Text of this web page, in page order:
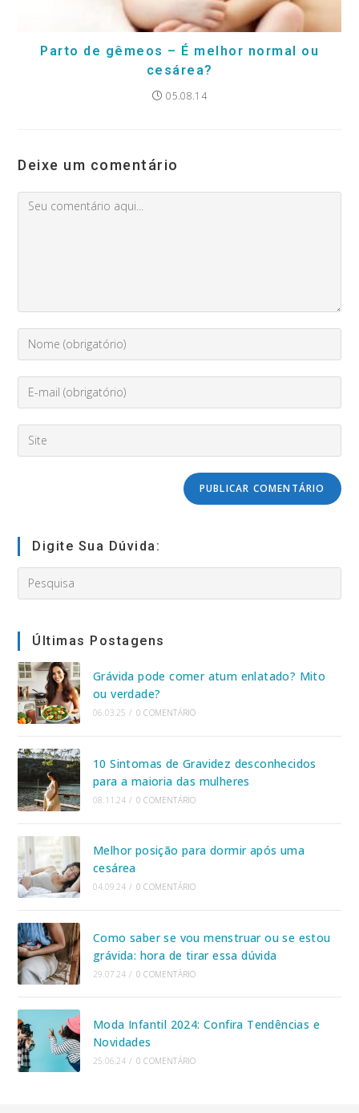
Parto de gêmeos – É melhor normal ou
cesárea?
05.08.14
Deixe um comentário
Comment
seu
ou
nome
de
usuário
para
your
address
to
(opcional)
Digite Sua Dúvida:
this
Últimas Postagens
Grávida pode comer atum enlatado? Mito
ou verdade?
06.03.25 / 0 COMENTÁRIO
10 Sintomas de Gravidez desconhecidos
para a maioria das mulheres
08.11.24 / 0 COMENTÁRIO
Melhor posição para dormir após uma
cesárea
04.09.24 / 0 COMENTÁRIO
Como saber se vou menstruar ou se estou
grávida: hora de tirar essa dúvida
29.07.24 / 0 COMENTÁRIO
Moda Infantil 2024: Confira Tendências e
Novidades
25.06.24 / 0 COMENTÁRIO